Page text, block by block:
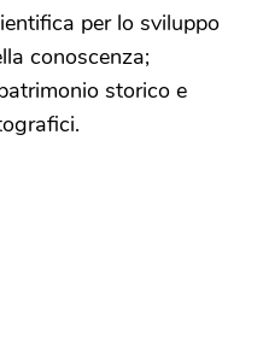
per lo sviluppo
conoscenza;
storico e